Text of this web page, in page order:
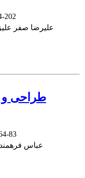
202
علیرضا صفر
طراحی و
83
عباس